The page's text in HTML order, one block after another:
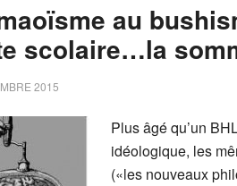
au
scolaire…la
2015
Plus âgé qu’un
idéologique, les
(«les nouveaux